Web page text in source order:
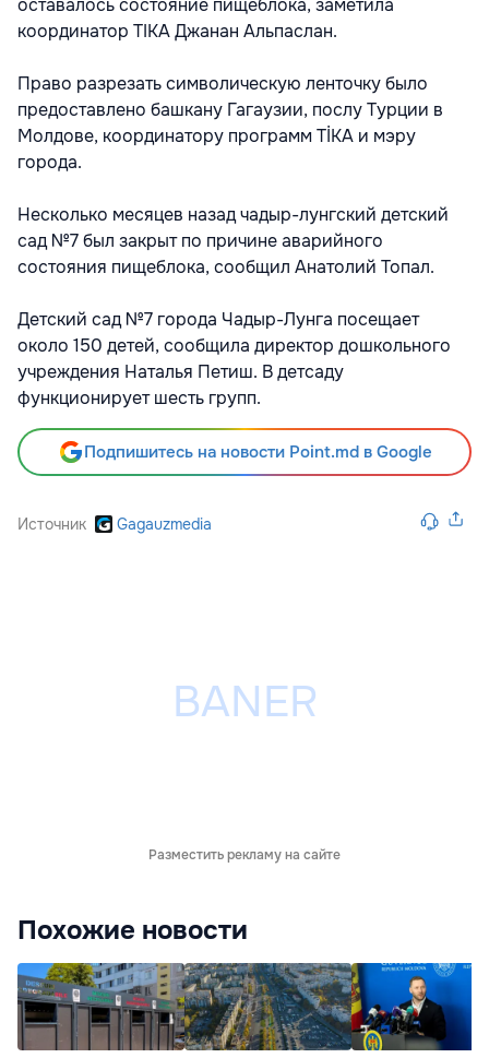
оставалось состояние пищеблока, заметила
координатор TIKA Джанан Альпаслан.
Право разрезать символическую ленточку было
предоставлено башкану Гагаузии, послу Турции в
Молдове, координатору программ TİKA и мэру
города.
Несколько месяцев назад чадыр-лунгский детский
сад №7 был закрыт по причине аварийного
состояния пищеблока, сообщил Анатолий Топал.
Детский сад №7 города Чадыр-Лунга посещает
около 150 детей, сообщила директор дошкольного
учреждения Наталья Петиш. В детсаду
функционирует шесть групп.
Подпишитесь на новости Point.md в Google
Источник Gagauzmedia
Разместить рекламу на сайте
Похожие новости